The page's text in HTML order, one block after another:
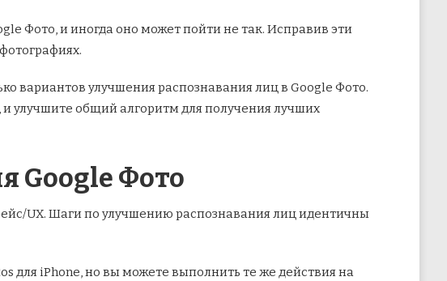
Фото, и иногда оно может пойти не так. Исправив эти
вариантов улучшения распознавания лиц в Google Фото.
улучшите общий алгоритм для получения лучших
Google Фото
UX. Шаги по улучшению распознавания лиц идентичны
для iPhone, но вы можете выполнить те же действия на